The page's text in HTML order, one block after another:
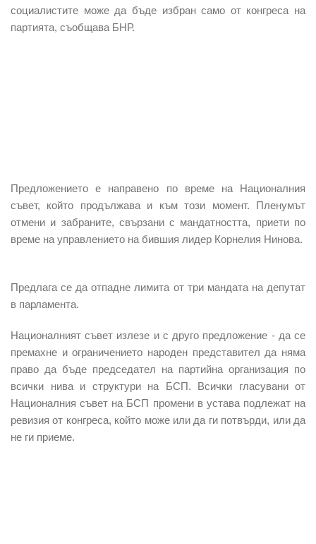
социалистите може да бъде избран само от конгреса на
партията, съобщава БНР.
Предложението е направено по време на Националния
съвет, който продължава и към този момент. Пленумът
отмени и забраните, свързани с мандатността, приети по
време на управлението на бившия лидер Корнелия Нинова.
Предлага се да отпадне лимита от три мандата на депутат
в парламента.
Националният съвет излезе и с друго предложение - да се
премахне и ограничението народен представител да няма
право да бъде председател на партийна организация по
всички нива и структури на БСП. Всички гласувани от
Националния съвет на БСП промени в устава подлежат на
ревизия от конгреса, който може или да ги потвърди, или да
не ги приеме.